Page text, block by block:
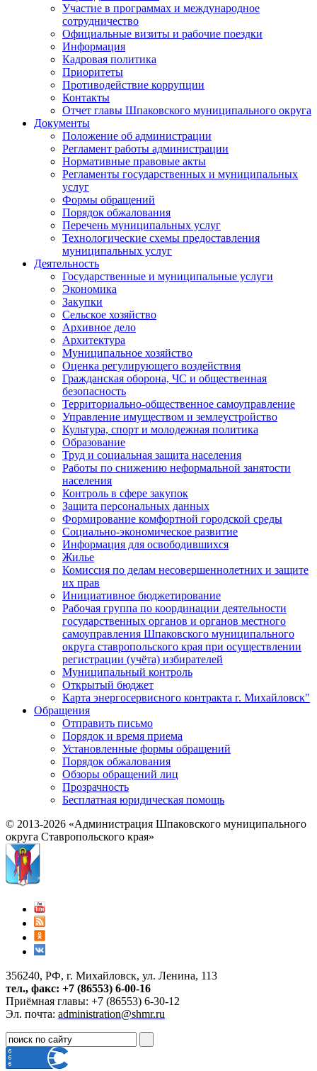
Участие в программах и международное
сотрудничество
Официальные визиты и рабочие поездки
Информация
Кадровая политика
Приоритеты
Противодействие коррупции
Контакты
Отчет главы Шпаковского муниципального округа
Документы
Положение об администрации
Регламент работы администрации
Нормативные правовые акты
Регламенты государственных и муниципальных
услуг
Формы обращений
Порядок обжалования
Перечень муниципальных услуг
Технологические схемы предоставления
муниципальных услуг
Деятельность
Государственные и муниципальные услуги
Экономика
Закупки
Сельское хозяйство
Архивное дело
Архитектура
Муниципальное хозяйство
Оценка регулирующего воздействия
Гражданская оборона, ЧС и общественная
безопасность
Территориально-общественное самоуправление
Управление имуществом и землеустройство
Культура, спорт и молодежная политика
Образование
Труд и социальная защита населения
Работы по снижению неформальной занятости
населения
Контроль в сфере закупок
Защита персональных данных
Формирование комфортной городской среды
Социально-экономическое развитие
Информация для освободившихся
Жилье
Комиссия по делам несовершеннолетних и защите
их прав
Инициативное бюджетирование
Рабочая группа по координации деятельности
государственных органов и органов местного
самоуправления Шпаковского муниципального
округа ставропольского края при осуществлении
регистрации (учёта) избирателей
Муниципальный контроль
Открытый бюджет
Карта энергосервисного контракта г. Михайловск"
Обращения
Отправить письмо
Порядок и время приема
Установленные формы обращений
Порядок обжалования
Обзоры обращений лиц
Прозрачность
Бесплатная юридическая помощь
© 2013-2026 «Администрация Шпаковского муниципального
округа Ставропольского края»
356240, РФ, г. Михайловск, ул. Ленина, 113
тел., факс: +7 (86553) 6-00-16
Приёмная главы: +7 (86553) 6-30-12
Эл. почта: administration@shmr.ru